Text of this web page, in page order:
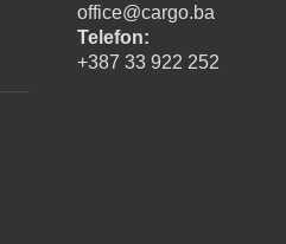
office@cargo.ba
Telefon:
+387 33 922 252